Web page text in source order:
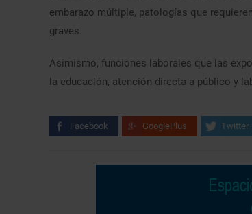
embarazo múltiple, patologías que
graves.
Asimismo, funciones laborales que las
la educación, atención directa a público y
Facebook GooglePlus Twitter